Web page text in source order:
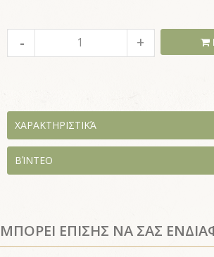
ΧΑΡΑΚΤΗΡΙΣΤΙΚΆ
ΒΊΝΤΕΟ
ΜΠΟΡΕΙ ΕΠΙΣΗΣ ΝΑ ΣΑΣ